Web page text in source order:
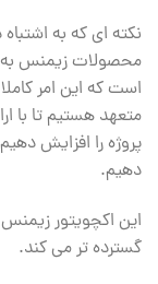
نکته ای که به
محصولات زیمنس به
است که این امر
متعهد هستیم تا با
پروژه را افزایش
دهیم.
این اکچویتور
گسترده تر می کند.